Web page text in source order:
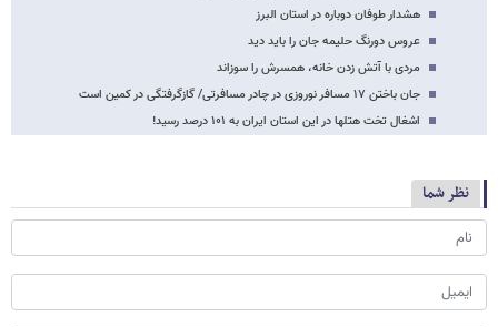
هشدار طوفان دوباره در استان البرز
عروس دورنگ حلیمه‌ جان را باید دید
مردی با آتش زدن خانه، همسرش را سوزاند
جان باختن ۱۷ مسافر نوروزی در چادر مسافرتی/ گازگرفتگی در کمین است
اشغال تخت هتلها در این استان ایران به ۱۰۱ درصد رسید!
نظر شما